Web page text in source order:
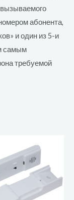
абонента,
и один из 5-и
самым
требуемой